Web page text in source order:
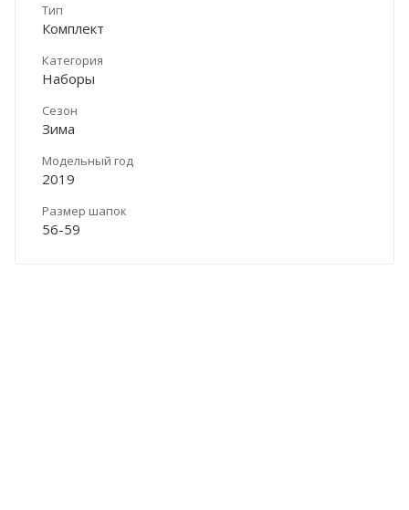
Тип
Комплект
Категория
Наборы
Сезон
Зима
Модельный год
2019
Размер шапок
56-59